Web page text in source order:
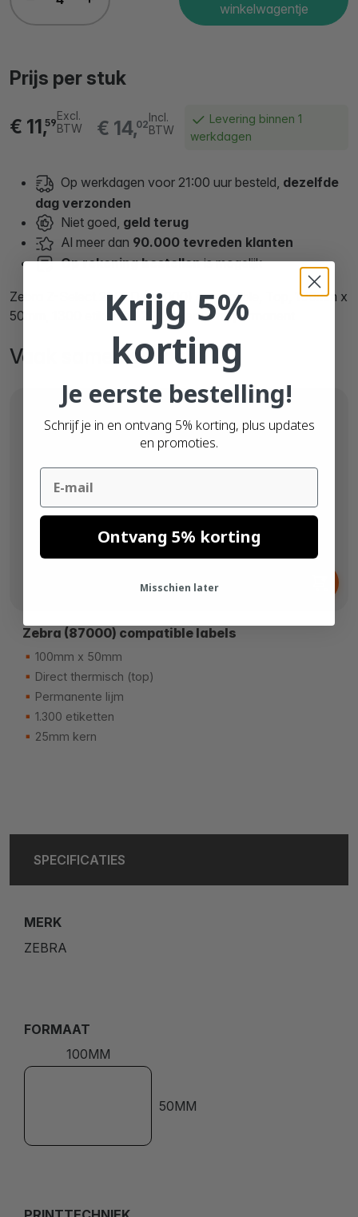
winkelwagentje
Prijs per stuk
€ 14,02
Incl.
BTW
€ 11,59
Excl.
BTW
Levering binnen 1
werkdagen
Op werkdagen voor 21:00 uur besteld, dezelfde
dag verzonden
Niet goed, geld terug
Al meer dan 90.000 tevreden klanten
Op rekening bestellenis mogelijk
Zebra Z-Select 2000D (87000) compatible, Top, 100mm x
50mm, 1300 etiketten, 25mm kern, wit, permanent
Vaak samen gekocht
Zebra (87000) compatible labels
100mm x 50mm
Direct thermisch (top)
Permanente lijm
1.300 etiketten
25mm kern
SPECIFICATIES
MERK
ZEBRA
FORMAAT
100MM
50MM
Krijg 5%
korting
Je eerste bestelling!
Schrijf je in en ontvang 5% korting, plus updates
en promoties.
Email
Ontvang 5% korting
Misschien later